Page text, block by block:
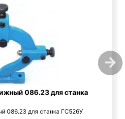
086.23 для станка
086.23 для станка ГС526У